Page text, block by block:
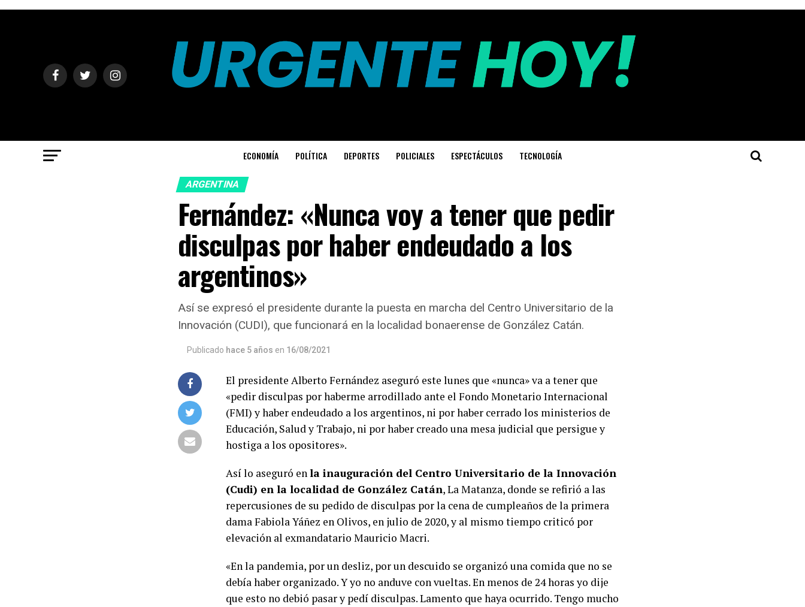
ECONOMÍA POLÍTICA DEPORTES POLICIALES ESPECTÁCULOS TECNOLOGÍA
ARGENTINA
Fernández: «Nunca voy a tener que pedir
disculpas por haber endeudado a los
argentinos»
Así se expresó el presidente durante la puesta en marcha del Centro Universitario de la
Innovación (CUDI), que funcionará en la localidad bonaerense de González Catán.
Publicado hace 5 años en 16/08/2021
El presidente Alberto Fernández aseguró este lunes que «nunca» va a tener que
«pedir disculpas por haberme arrodillado ante el Fondo Monetario Internacional
(FMI) y haber endeudado a los argentinos, ni por haber cerrado los ministerios de
Educación, Salud y Trabajo, ni por haber creado una mesa judicial que persigue y
hostiga a los opositores».
Así lo aseguró enla inauguración del Centro Universitario de la Innovación
(Cudi) en la localidad de González Catán, La Matanza, donde se refirió a las
repercusiones de su pedido de disculpas por la cena de cumpleaños de la primera
dama Fabiola Yáñez en Olivos, en julio de 2020, y al mismo tiempo criticó por
elevación al exmandatario Mauricio Macri.
«En la pandemia, por un desliz, por un descuido se organizó una comida que no se
debía haber organizado. Y yo no anduve con vueltas. En menos de 24 horas yo dije
que esto no debió pasar y pedí disculpas. Lamento que haya ocurrido. Tengo mucho